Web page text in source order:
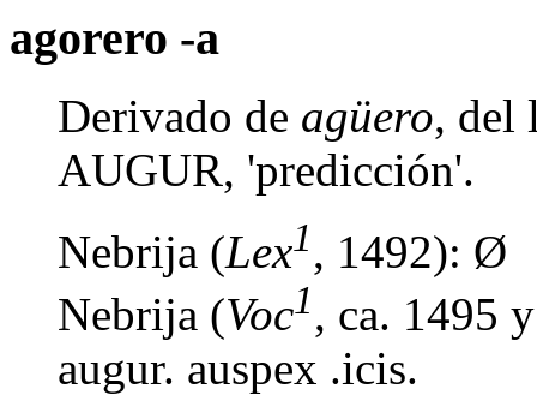
agorero -a
Derivado de agüero, del
AUGUR, 'predicción'.
Nebrija (Lex1, 1492): Ø
Nebrija (Voc1, ca. 1495
augur. auspex .icis.